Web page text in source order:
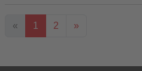
« 1 2 »